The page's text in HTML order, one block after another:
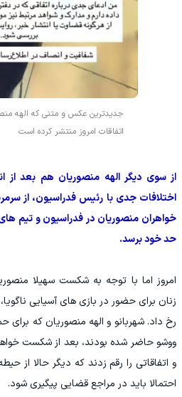
جدیدترین عکس و متنی که الهه
اتفاقات امروز منتشر کرده است
از سوی دیگر الهه منصوریان هم بعد از
اختلافات جدی با رئیس فدراسیون، از
خواهران منصوریان در فدراسیون و تیم
حد خود برسد.
امروز اما با توجه به شکست سهیلا
زنان برای حضور در بازی های آسیایی
رخ داد. شهربانو و الهه منصوریان که
ووشو حاضر شده بودند، بعد از شکست
و اتفاقاتی را رقم زدند که دیگر حالا از
احتمالا باید در مراجع قضایی پیگیری شود.